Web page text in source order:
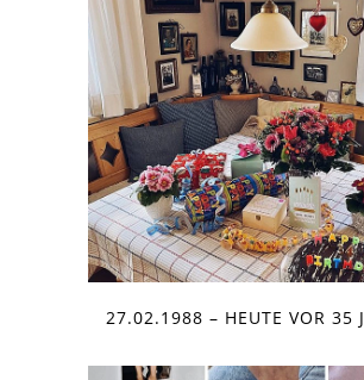
27.02.1988 – HEUTE VOR 35